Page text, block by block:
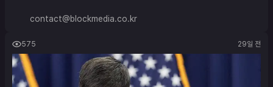
575 29일 전
contact@blockmedia.co.kr